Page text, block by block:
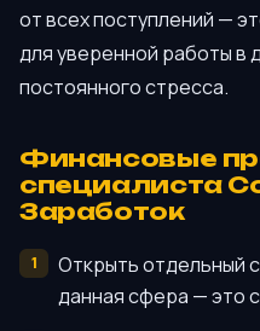
от всех поступлений —
для уверенной работы в
постоянного стресса.
Финансовые
специалиста
Заработок
Открыть отдельный
данная сфера — это